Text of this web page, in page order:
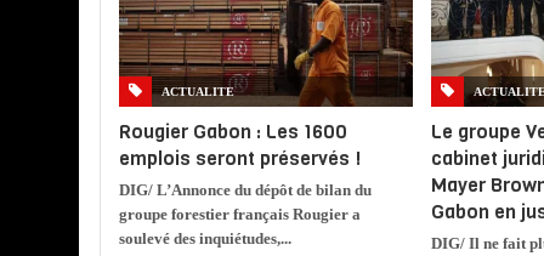
ACTUALITE
Rougier Gabon : Les 1600
emplois seront préservés !
DIG/ L’Annonce du dépôt de bilan du
groupe forestier français Rougier a
soulevé des inquiétudes,...
Le groupe
cabinet
Mayer
Gabon en
DIG/ Il ne fait